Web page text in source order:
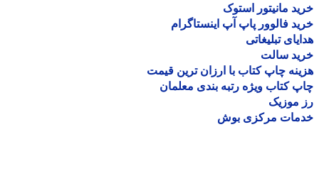
مانیتور استوک
فالوور پاپ آپ اینستاگرام
تبلیغاتی
سالت
چاپ کتاب با ارزان ترین قیمت
کتاب ویژه رتبه بندی معلمان
موزیک
مرکزی بوش